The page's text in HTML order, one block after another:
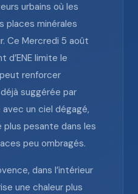
urbains où les
places minérales
Ce Mercredi 5 août
d’ENE limite le
renforcer
suggérée par
avec un ciel dégagé,
plus pesante dans les
peu ombragés.
dans l’intérieur
une chaleur plus